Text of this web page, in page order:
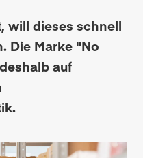
will dieses schnell
Die Marke "No
auf